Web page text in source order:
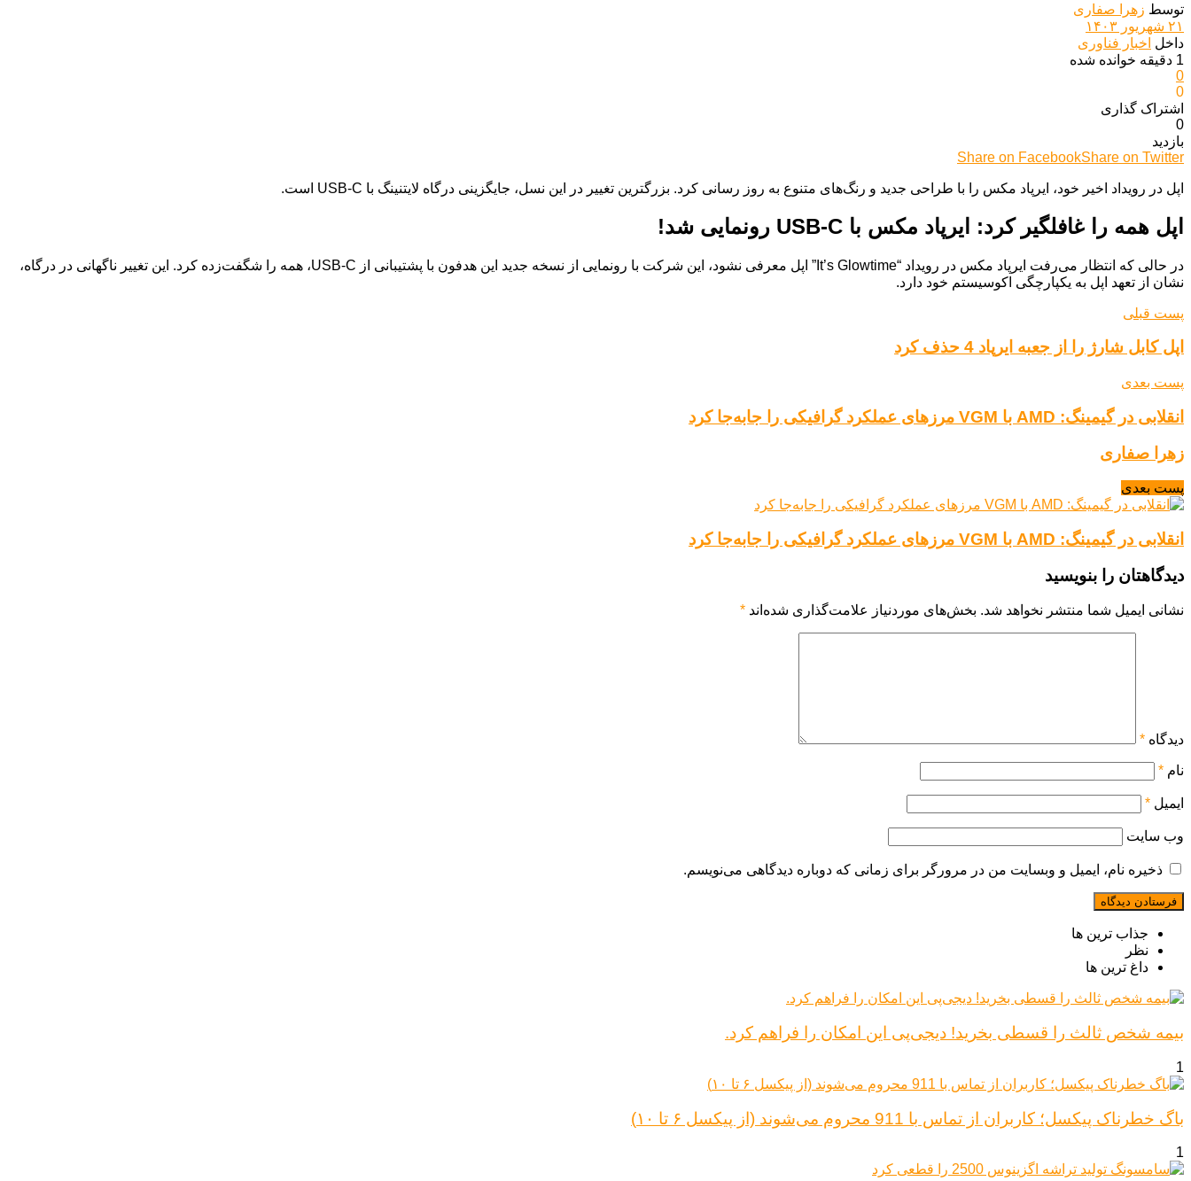
توسط زهرا صفاری
۲۱ شهریور ۱۴۰۳
داخل اخبار فناوری
1 دقیقه خوانده شده
0
0
اشتراک گذاری‌
0
بازدید
Share on FacebookShare on Twitter
اپل در رویداد اخیر خود، ایرپاد مکس را با طراحی جدید و رنگ‌های متنوع به روز رسانی کرد. بزرگترین تغییر در این نسل، جایگزینی درگاه لایتنینگ با USB-C است.
اپل همه را غافلگیر کرد: ایرپاد مکس با USB-C رونمایی شد!
در حالی که انتظار می‌رفت ایرپاد مکس در رویداد “It’s Glowtime” اپل معرفی نشود، این شرکت با رونمایی از نسخه جدید این هدفون با پشتیبانی از USB-C، همه را شگفت‌زده کرد. این تغییر ناگهانی در درگاه،
نشان از تعهد اپل به یکپارچگی اکوسیستم خود دارد.
پست قبلی
اپل کابل شارژ را از جعبه ایرپاد 4 حذف کرد
پست بعدی
انقلابی در گیمینگ: AMD با VGM مرزهای عملکرد گرافیکی را جابه‌جا کرد
زهرا صفاری
پست بعدی
انقلابی در گیمینگ: AMD با VGM مرزهای عملکرد گرافیکی را جابه‌جا کرد
دیدگاهتان را بنویسید
نشانی ایمیل شما منتشر نخواهد شد. بخش‌های موردنیاز علامت‌گذاری شده‌اند *
دیدگاه *
نام *
ایمیل *
وب‌ سایت
ذخیره نام، ایمیل و وبسایت من در مرورگر برای زمانی که دوباره دیدگاهی می‌نویسم.
جذاب ترین ها
نظر
داغ ترین ها
بیمه شخص ثالث را قسطی بخرید! دیجی‌پی این امکان را فراهم کرد.
1
باگ خطرناک پیکسل؛ کاربران از تماس با 911 محروم می‌شوند (از پیکسل ۶ تا ۱۰)
1